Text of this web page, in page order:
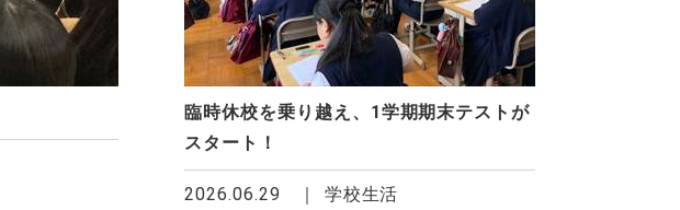
臨時休校を乗り越え、1学期期末テストが
スタート！
2026.06.29 学校生活